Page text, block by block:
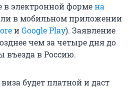
в электронной формена
в мобильном приложении
иGoogle Play). Заявление
чем за четыре дня до
въезда в Россию.
будет платной и даст